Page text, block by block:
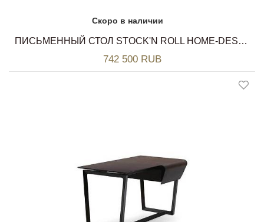
Скоро в наличии
ПИСЬМЕННЫЙ СТОЛ STOCK'N ROLL HOME-DESK POLTRONA FRAU
742 500 RUB